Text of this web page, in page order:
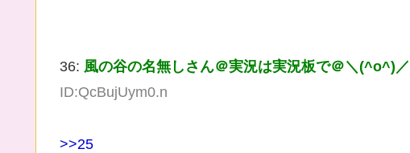
36: 風の谷の名無しさん＠実況は実況板で＠＼(^o^)／
ID:QcBujUym0.n
>>25